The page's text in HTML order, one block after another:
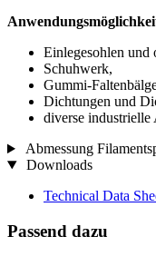
Einlegesohlen und
Schuhwerk,
Gummi-
Dichtungen und
diverse industrielle
Abmessung
Downloads
Technical Data
Passend dazu